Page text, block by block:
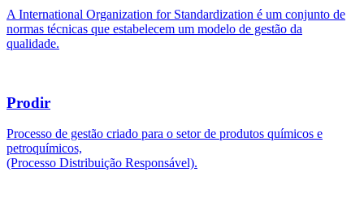
A International Organization for Standardization é um conjunto de
normas técnicas que estabelecem um modelo de gestão da
qualidade.
Prodir
Processo de gestão criado para o setor de produtos químicos e
petroquímicos,
(Processo Distribuição Responsável).